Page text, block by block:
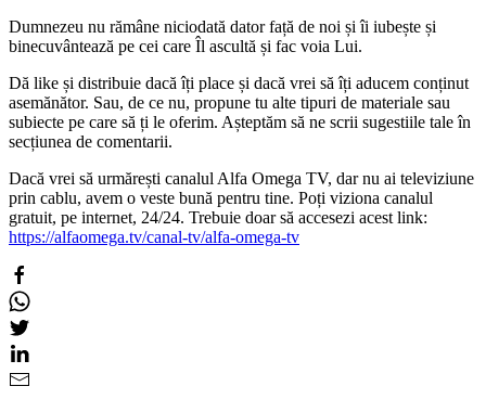
Dumnezeu nu rămâne niciodată dator față de noi și îi iubește și
binecuvântează pe cei care Îl ascultă și fac voia Lui.
Dă like și distribuie dacă îți place și dacă vrei să îți aducem conținut
asemănător. Sau, de ce nu, propune tu alte tipuri de materiale sau
subiecte pe care să ți le oferim. Așteptăm să ne scrii sugestiile tale în
secțiunea de comentarii.
Dacă vrei să urmărești canalul Alfa Omega TV, dar nu ai televiziune
prin cablu, avem o veste bună pentru tine. Poți viziona canalul
gratuit, pe internet, 24/24. Trebuie doar să accesezi acest link:
https://alfaomega.tv/canal-tv/alfa-omega-tv